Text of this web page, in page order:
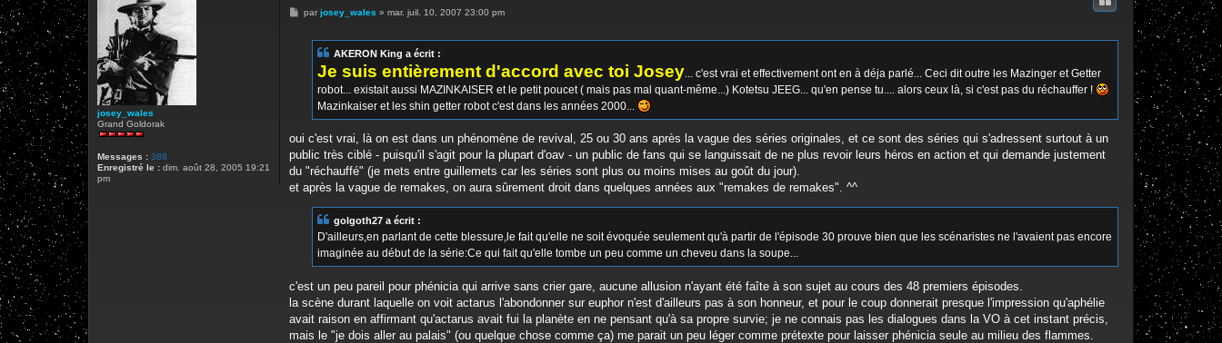
josey_wales
Grand Goldorak
Messages : 388
Enregistré le : dim. août 28, 2005 19:21
pm
Mpar josey_wales » mar. juil. 10, 2007 23:00 pm
AKERON King a écrit :
Je suis entièrement d'accord avec toi Josey ... c'est vrai et effectivement ont en à déja parlé... Ceci dit outre les Mazinger et Getter
robot... existait aussi MAZINKAISER et le petit poucet ( mais pas mal quant-même...) Kotetsu JEEG... qu'en pense tu.... alors ceux là, si c'est pas du réchauffer !
Mazinkaiser et les shin getter robot c'est dans les années 2000...
oui c'est vrai, là on est dans un phénomène de revival, 25 ou 30 ans après la vague des séries originales, et ce sont des séries qui s'adressent surtout à un
public très ciblé - puisqu'il s'agit pour la plupart d'oav - un public de fans qui se languissait de ne plus revoir leurs héros en action et qui demande justement
du "réchauffé" (je mets entre guillemets car les séries sont plus ou moins mises au goût du jour).
et après la vague de remakes, on aura sûrement droit dans quelques années aux "remakes de remakes". ^^
golgoth27 a écrit :
D'ailleurs,en parlant de cette blessure,le fait qu'elle ne soit évoquée seulement qu'à partir de l'épisode 30 prouve bien que les scénaristes ne l'avaient pas encore
imaginée au début de la série:Ce qui fait qu'elle tombe un peu comme un cheveu dans la soupe...
c'est un peu pareil pour phénicia qui arrive sans crier gare, aucune allusion n'ayant été faîte à son sujet au cours des 48 premiers épisodes.
la scène durant laquelle on voit actarus l'abondonner sur euphor n'est d'ailleurs pas à son honneur, et pour le coup donnerait presque l'impression qu'aphélie
avait raison en affirmant qu'actarus avait fui la planète en ne pensant qu'à sa propre survie; je ne connais pas les dialogues dans la VO à cet instant précis,
mais le "je dois aller au palais" (ou quelque chose comme ça) me parait un peu léger comme prétexte pour laisser phénicia seule au milieu des flammes.